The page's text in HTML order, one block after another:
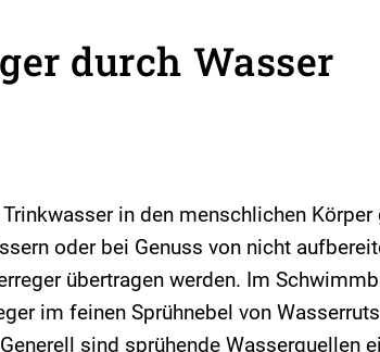
durch Wasser
in den menschlichen Körper
oder bei Genuss von nicht
übertragen werden. Im
im feinen Sprühnebel von
sind sprühende Wasserquellen